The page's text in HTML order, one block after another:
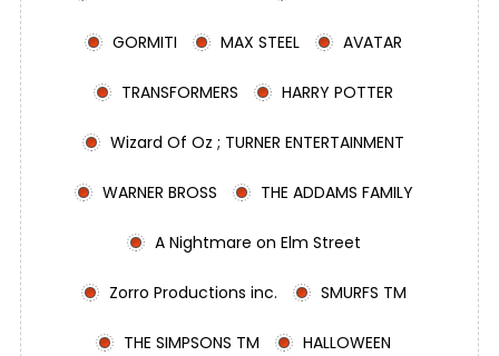
GORMITI MAX STEEL AVATAR
TRANSFORMERS HARRY POTTER
Wizard Of Oz ; TURNER ENTERTAINMENT
WARNER BROSS THE ADDAMS FAMILY
A Nightmare on Elm Street
Zorro Productions inc. SMURFS TM
THE SIMPSONS TM HALLOWEEN